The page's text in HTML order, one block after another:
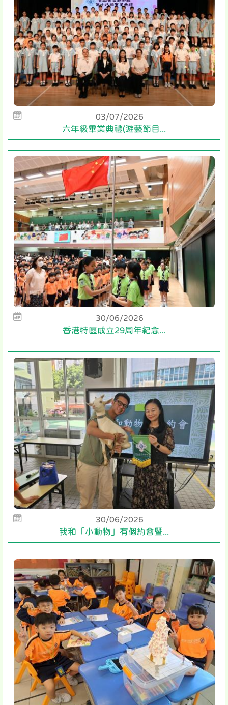
03/07/2026
六年級畢業典禮(遊藝節目...
30/06/2026
香港特區成立29周年紀念...
30/06/2026
我和「小動物」有個約會暨...